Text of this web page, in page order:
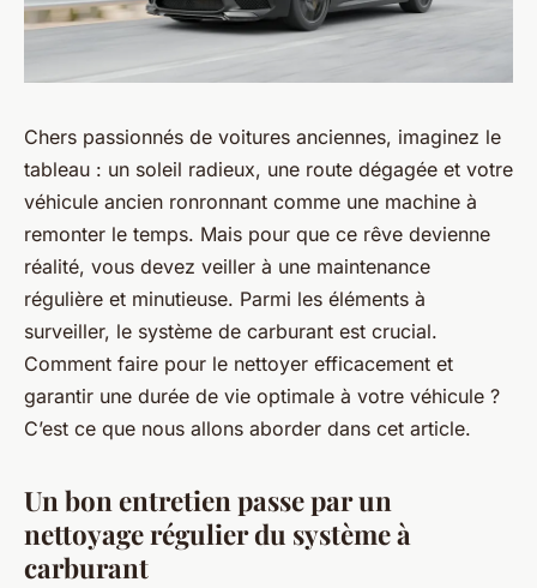
Chers passionnés de voitures anciennes, imaginez le
tableau : un soleil radieux, une route dégagée et votre
véhicule ancien ronronnant comme une machine à
remonter le temps. Mais pour que ce rêve devienne
réalité, vous devez veiller à une maintenance
régulière et minutieuse. Parmi les éléments à
surveiller, le système de carburant est crucial.
Comment faire pour le nettoyer efficacement et
garantir une durée de vie optimale à votre véhicule ?
C’est ce que nous allons aborder dans cet article.
Un bon entretien passe par un
nettoyage régulier du système à
carburant